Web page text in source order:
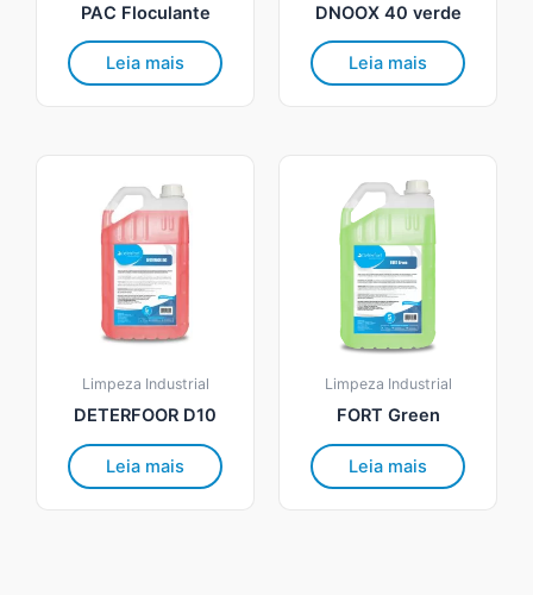
PAC Floculante
Leia mais
DNOOX 40 verde
Leia mais
Limpeza Industrial
DETERFOOR D10
Leia mais
Limpeza Industrial
FORT Green
Leia mais